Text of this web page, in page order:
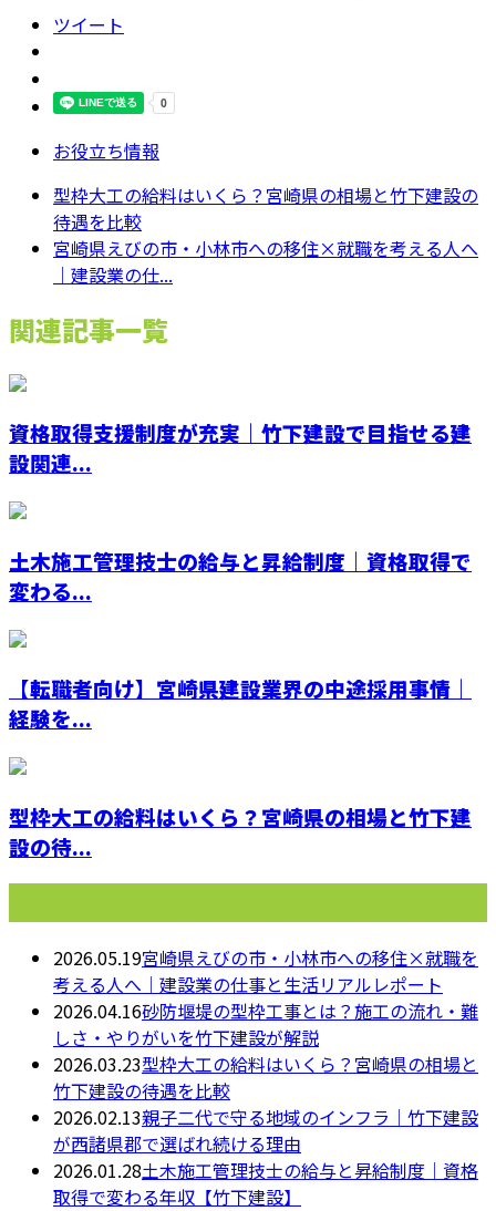
ツイート
お役立ち情報
型枠大工の給料はいくら？宮崎県の相場と竹下建設の
待遇を比較
宮崎県えびの市・小林市への移住×就職を考える人へ
｜建設業の仕...
関連記事一覧
資格取得支援制度が充実｜竹下建設で目指せる建
設関連...
土木施工管理技士の給与と昇給制度｜資格取得で
変わる...
【転職者向け】宮崎県建設業界の中途採用事情｜
経験を...
型枠大工の給料はいくら？宮崎県の相場と竹下建
設の待...
2026.05.19宮崎県えびの市・小林市への移住×就職を
考える人へ｜建設業の仕事と生活リアルレポート
2026.04.16砂防堰堤の型枠工事とは？施工の流れ・難
しさ・やりがいを竹下建設が解説
2026.03.23型枠大工の給料はいくら？宮崎県の相場と
竹下建設の待遇を比較
2026.02.13親子二代で守る地域のインフラ｜竹下建設
が西諸県郡で選ばれ続ける理由
2026.01.28土木施工管理技士の給与と昇給制度｜資格
取得で変わる年収【竹下建設】